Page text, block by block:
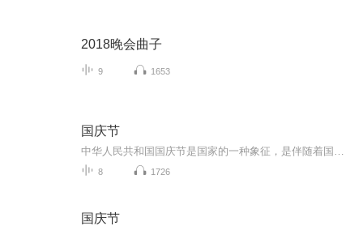
2018晚会曲子
9 1653
国庆节
8 1726
国庆节